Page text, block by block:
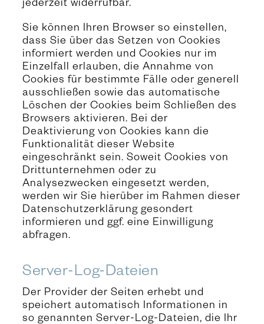
jederzeit widerrufbar.
Sie können Ihren Browser so einstellen,
dass Sie über das Setzen von Cookies
informiert werden und Cookies nur im
Einzelfall erlauben, die Annahme von
Cookies für bestimmte Fälle oder generell
ausschließen sowie das automatische
Löschen der Cookies beim Schließen des
Browsers aktivieren. Bei der
Deaktivierung von Cookies kann die
Funktionalität dieser Website
eingeschränkt sein. Soweit Cookies von
Drittunternehmen oder zu
Analysezwecken eingesetzt werden,
werden wir Sie hierüber im Rahmen dieser
Datenschutzerklärung gesondert
informieren und ggf. eine Einwilligung
abfragen.
Server-Log-Dateien
Der Provider der Seiten erhebt und
speichert automatisch Informationen in
so genannten Server-Log-Dateien, die Ihr